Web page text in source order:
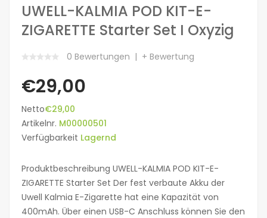
UWELL-KALMIA POD KIT-E-
ZIGARETTE Starter Set I Oxyzig
0 Bewertungen + Bewertung
€29,00
Netto€29,00
Artikelnr. M00000501
Verfügbarkeit Lagernd
Produktbeschreibung UWELL-KALMIA POD KIT-E-
ZIGARETTE Starter Set Der fest verbaute Akku der
Uwell Kalmia E-Zigarette hat eine Kapazität von
400mAh. Über einen USB-C Anschluss können Sie den